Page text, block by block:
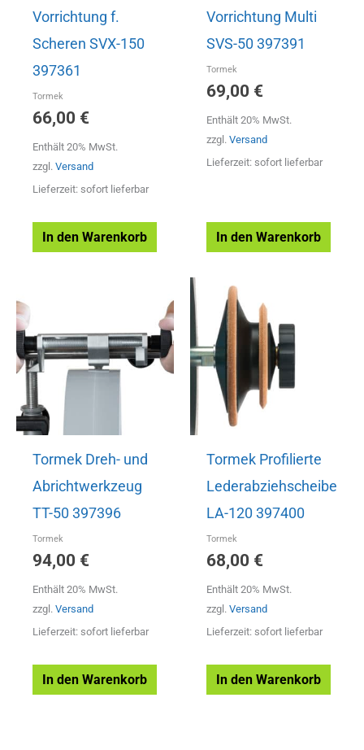
Vorrichtung f.
Scheren SVX-150
397361
Tormek
66,00 €
Enthält 20% MwSt.
zzgl. Versand
Lieferzeit: sofort lieferbar
In den Warenkorb
Vorrichtung Multi
SVS-50 397391
Tormek
69,00 €
Enthält 20% MwSt.
zzgl. Versand
Lieferzeit: sofort lieferbar
In den Warenkorb
Tormek Dreh- und
Abrichtwerkzeug
TT-50 397396
Tormek
94,00 €
Enthält 20% MwSt.
zzgl. Versand
Lieferzeit: sofort lieferbar
In den Warenkorb
Tormek Profilierte
Lederabziehscheibe
LA-120 397400
Tormek
68,00 €
Enthält 20% MwSt.
zzgl. Versand
Lieferzeit: sofort lieferbar
In den Warenkorb